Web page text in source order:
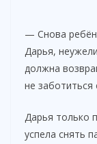
— Снова
Дарья,
должна
не заботиться
Дарья только
успела снять